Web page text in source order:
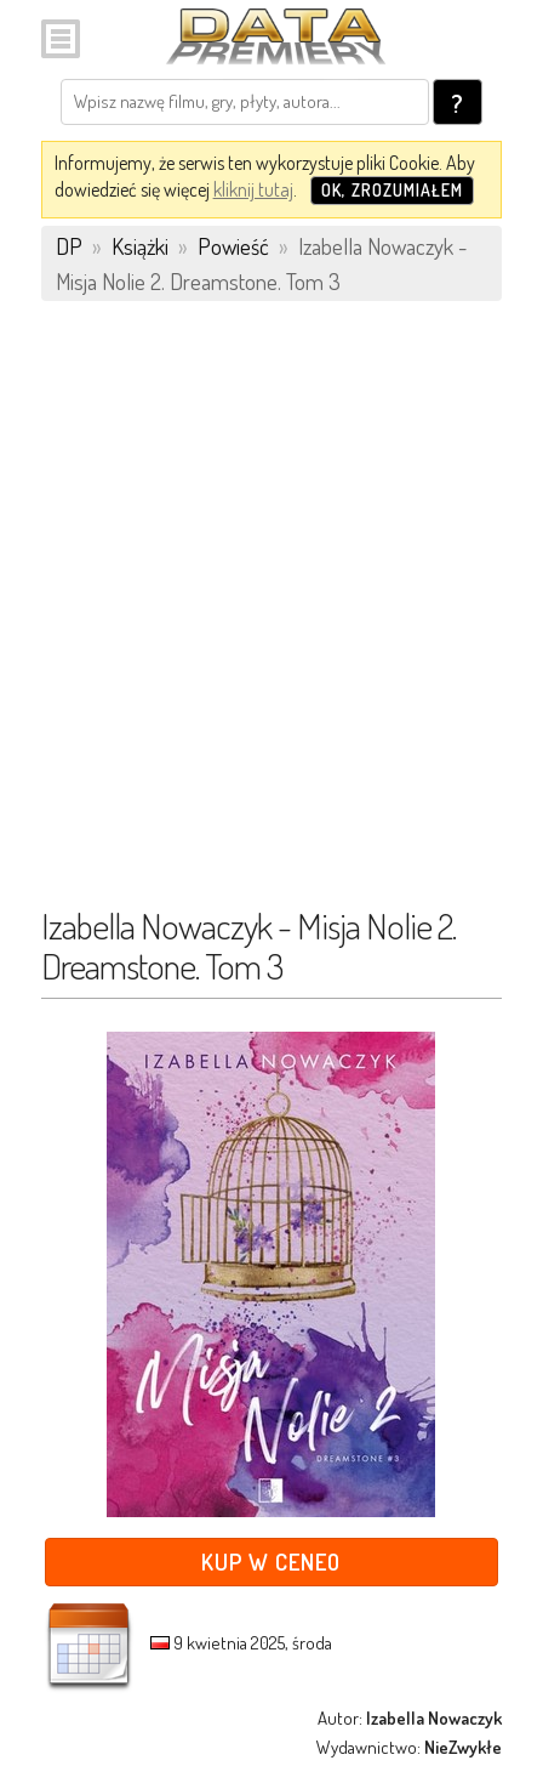
?
Informujemy, że serwis ten wykorzystuje pliki Cookie. Aby
dowiedzieć się więcej kliknij tutaj. OK, ZROZUMIAŁEM
DP » Książki » Powieść » Izabella Nowaczyk -
Misja Nolie 2. Dreamstone. Tom 3
Izabella Nowaczyk - Misja Nolie 2.
Dreamstone. Tom 3
KUP W CENEO
9 kwietnia 2025, środa
Autor: Izabella Nowaczyk
Wydawnictwo: NieZwykłe